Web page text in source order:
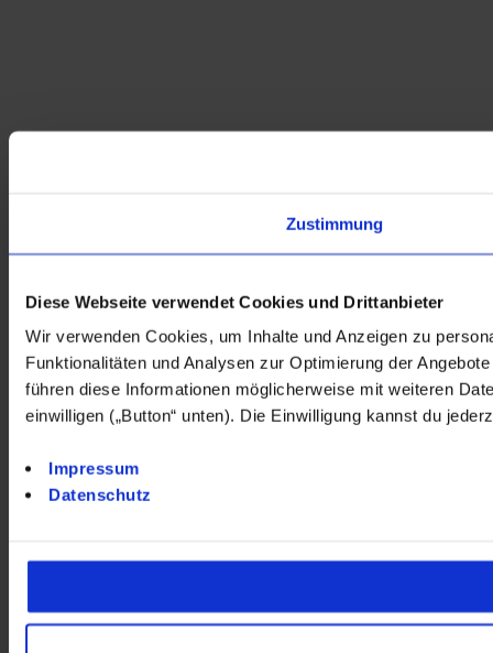
Zustimmung
Diese Webseite verwendet Cookies und Drittanbieter
Wir verwenden Cookies, um Inhalte und Anzeigen zu
Funktionalitäten und Analysen zur Optimierung der
führen diese Informationen möglicherweise mit weiteren
einwilligen („Button“ unten). Die Einwilligung kannst du
Impressum
Datenschutz